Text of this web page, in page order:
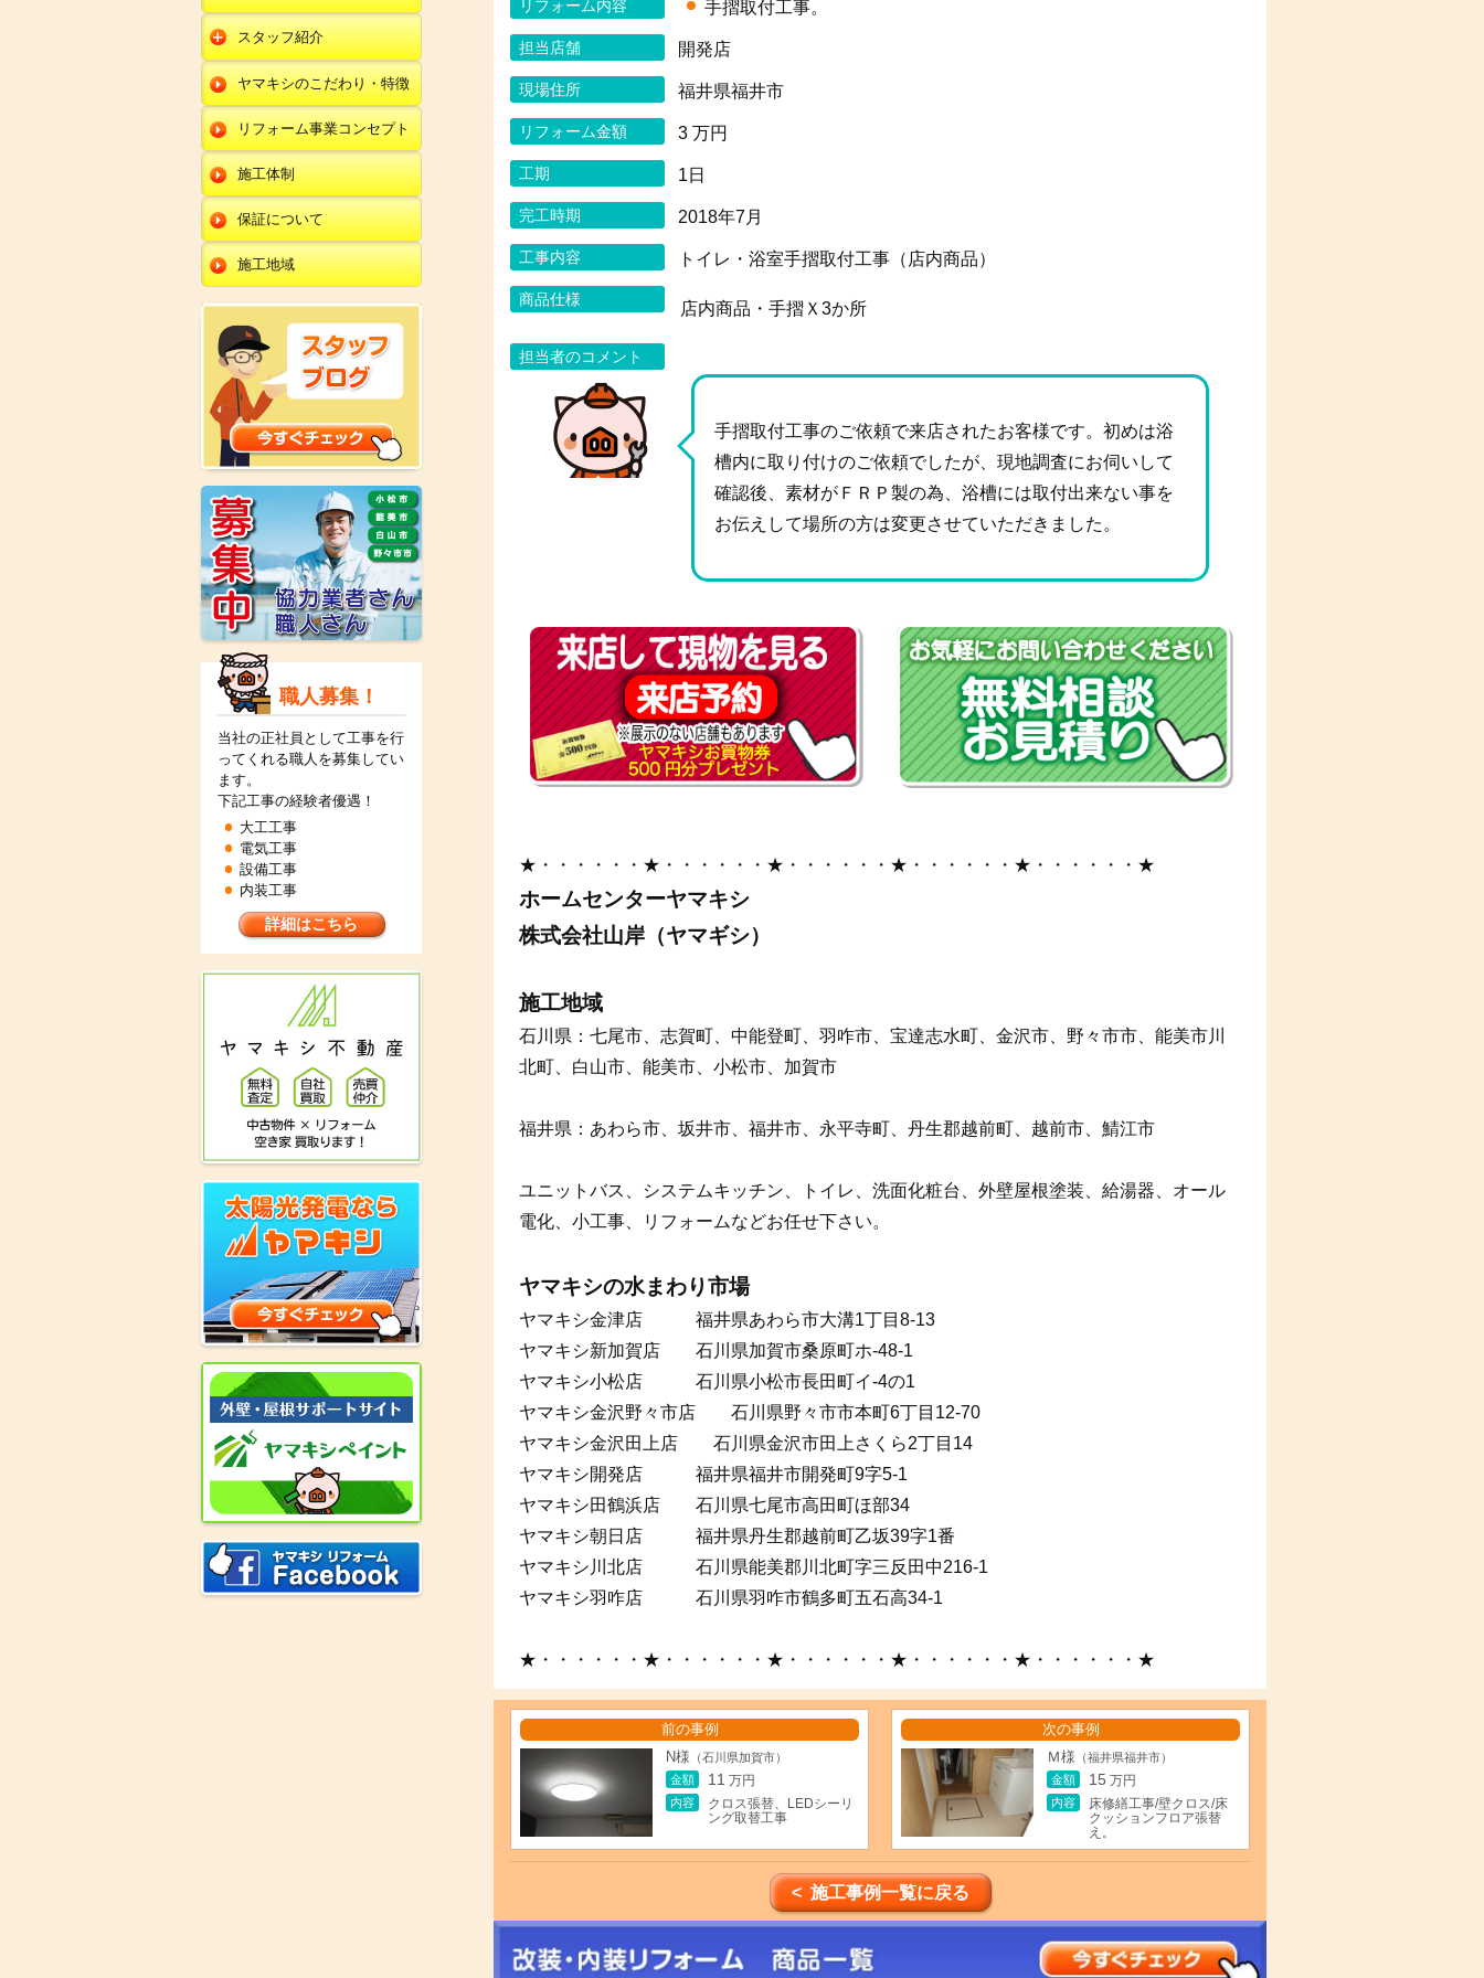
リフォーム内容 手摺取付工事。
担当店舗 開発店
現場住所 福井県福井市
リフォーム金額 3 万円
工期 1日
完工時期 2018年7月
工事内容 トイレ・浴室手摺取付工事（店内商品）
商品仕様 店内商品・手摺Ｘ3か所
担当者のコメント
手摺取付工事のご依頼で来店されたお客様です。初めは浴
槽内に取り付けのご依頼でしたが、現地調査にお伺いして
確認後、素材がＦＲＰ製の為、浴槽には取付出来ない事を
お伝えして場所の方は変更させていただきました。
★・・・・・・★・・・・・・★・・・・・・★・・・・・・★・・・・・・★
ホームセンターヤマキシ
株式会社山岸（ヤマギシ）
施工地域
石川県：七尾市、志賀町、中能登町、羽咋市、宝達志水町、金沢市、野々市市、能美市川
北町、白山市、能美市、小松市、加賀市
福井県：あわら市、坂井市、福井市、永平寺町、丹生郡越前町、越前市、鯖江市
ユニットバス、システムキッチン、トイレ、洗面化粧台、外壁屋根塗装、給湯器、オール
電化、小工事、リフォームなどお任せ下さい。
ヤマキシの水まわり市場
ヤマキシ金津店 福井県あわら市大溝1丁目8-13
ヤマキシ新加賀店 石川県加賀市桑原町ホ-48-1
ヤマキシ小松店 石川県小松市長田町イ-4の1
ヤマキシ金沢野々市店 石川県野々市市本町6丁目12-70
ヤマキシ金沢田上店 石川県金沢市田上さくら2丁目14
ヤマキシ開発店 福井県福井市開発町9字5-1
ヤマキシ田鶴浜店 石川県七尾市高田町ほ部34
ヤマキシ朝日店 福井県丹生郡越前町乙坂39字1番
ヤマキシ川北店 石川県能美郡川北町字三反田中216-1
ヤマキシ羽咋店 石川県羽咋市鶴多町五石高34-1
★・・・・・・★・・・・・・★・・・・・・★・・・・・・★・・・・・・★
前の事例
N様 （石川県加賀市）
金額
11 万円
内容
クロス張替、LEDシーリ
ング取替工事
次の事例
Ｍ様 （福井県福井市）
金額
15 万円
内容
床修繕工事/壁クロス/床
クッションフロア張替
え。
< 施工事例一覧に戻る
朝日店
羽咋店
金沢田上店
朝日店
羽咋店
金沢田上店
エクステリア
外壁塗装・外壁工事
改装・内装リフォー
ム
修理・小工事
全面リフォーム
スタッフ紹介
本部
田鶴浜店
金沢野々市店
川北店
小松店
新加賀店
金津店
朝日店
羽咋店
金沢田上店
ヤマキシのこだわり・特徴
リフォーム事業コンセプト
施工体制
保証について
施工地域
職人募集！
当社の正社員として工事を行
ってくれる職人を募集してい
ます。
下記工事の経験者優遇！
大工工事
電気工事
設備工事
内装工事
詳細はこちら